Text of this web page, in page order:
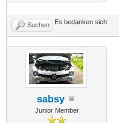
Suchen Es bedanken sich:
sabsy
Junior Member